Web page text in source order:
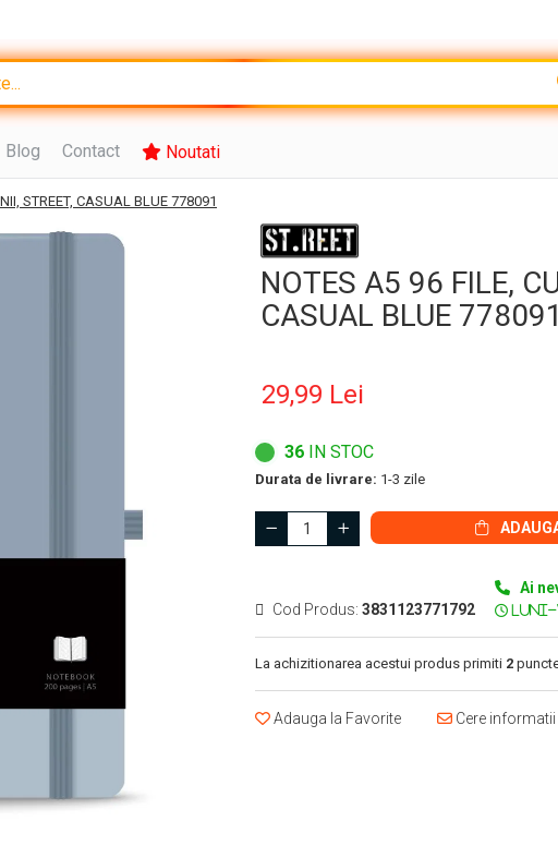
Blog Contact Noutati
STREET, CASUAL BLUE 778091
NOTES A5 96 FILE,
CASUAL BLUE 778091
29,99 Lei
36 IN STOC
Durata de livrare: 1-3 zile
Cod Produs: 3831123771792
Ai
La achizitionarea acestui produs primiti 2
Adauga la Favorite Cere informatii